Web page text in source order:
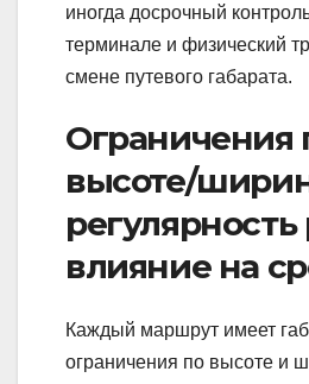
иногда досрочный
терминале и физический
смене путевого габарата.
Ограничения
высоте/
влияние на
Каждый маршрут имеет
ограничения по высоте и